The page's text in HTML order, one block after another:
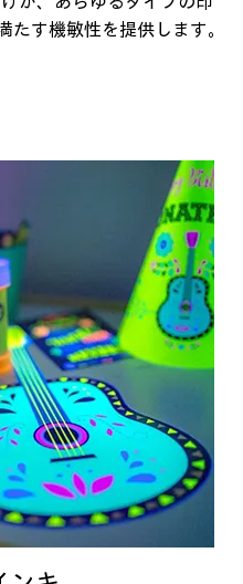
す機敏性を提供します。